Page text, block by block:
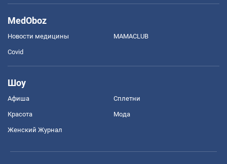
MedOboz
Новости медицины MAMACLUB
Covid
Шоу
Афиша Сплетни
Красота Мода
Женский Журнал